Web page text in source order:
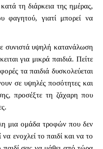
τη διάρκεια της ημέρας,
φαγητού, γιατί μπορεί να
συνιστά υψηλή κατανάλωση
για μικρά παιδιά. Πείτε
τα παιδιά δυσκολεύεται
σε υψηλές ποσότητες και
προσέξτε τη ζάχαρη που
μια ομάδα τροφών που δεν
ενοχλεί το παιδί και να το